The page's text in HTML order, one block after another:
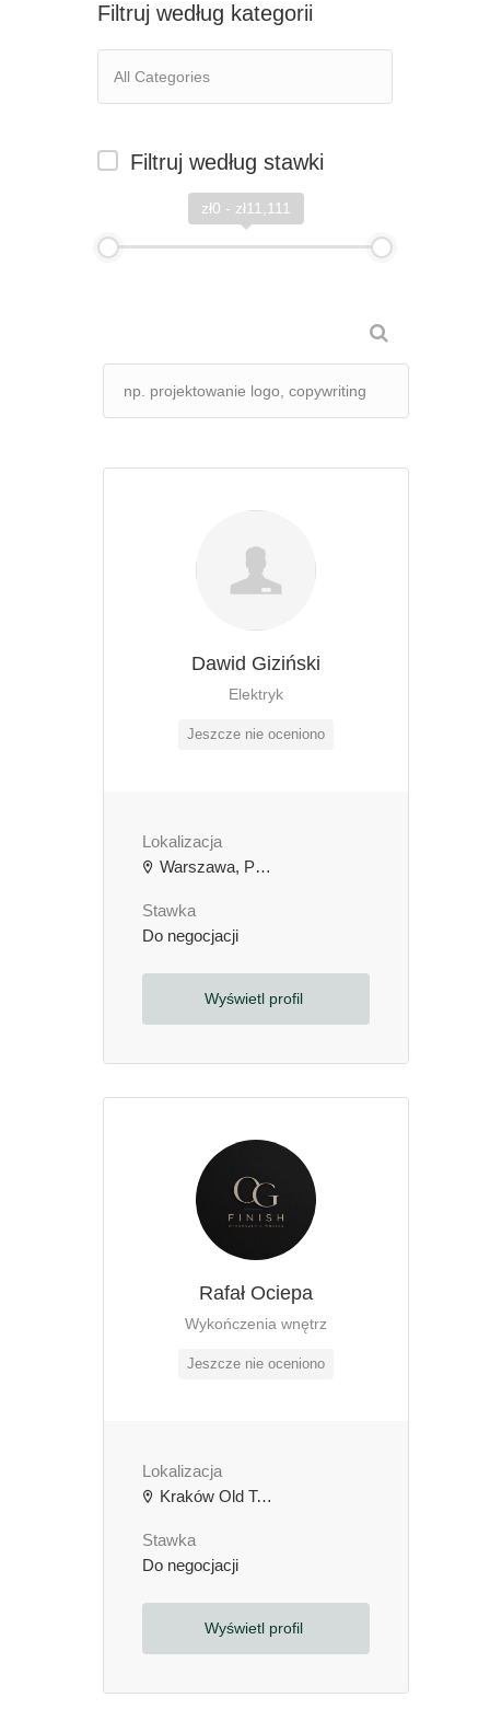
Filtruj według kategorii
Filtruj według stawki
zł0 - zł11,111
Dawid Giziński
Elektryk
Jeszcze nie oceniono
Lokalizacja
Warszawa, Polska
Stawka
Do negocjacji
Wyświetl profil
Rafał Ociepa
Wykończenia wnętrz
Jeszcze nie oceniono
Lokalizacja
Kraków Old Town, Kraków, Polska
Stawka
Do negocjacji
Wyświetl profil